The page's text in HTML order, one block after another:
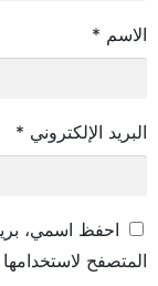
الاسم *
البريد الإلكتروني *
احفظ اسمي،
المتصفح